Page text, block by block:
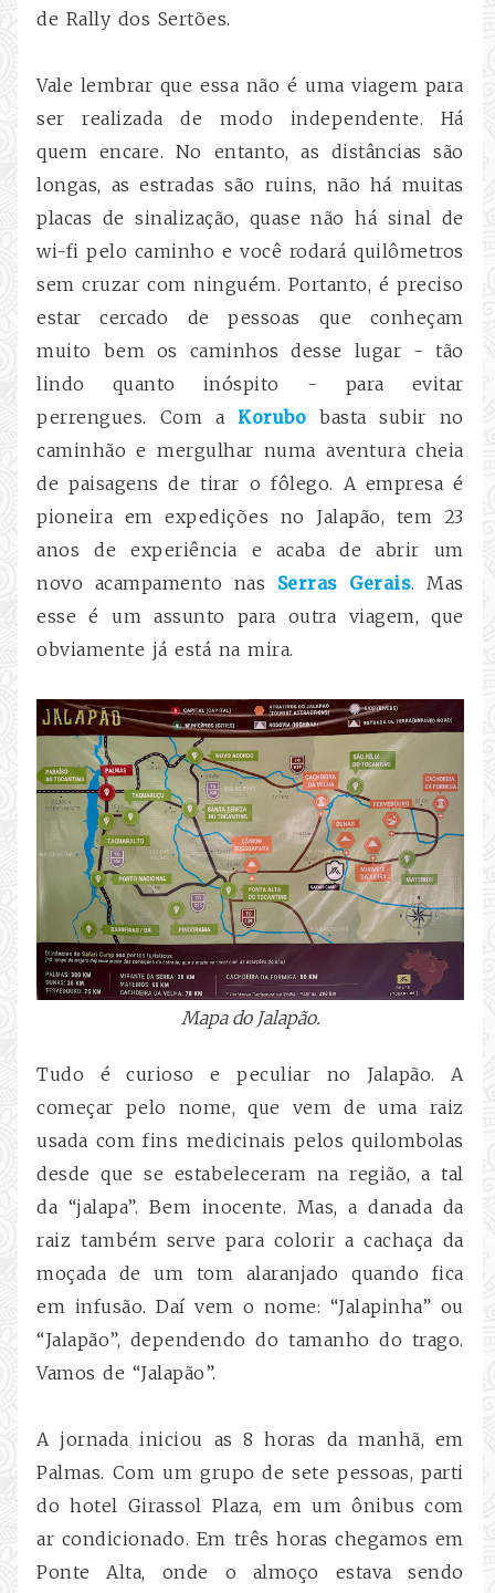
de Rally dos Sertões.
Vale lembrar que essa não é uma viagem para
ser realizada de modo independente. Há
quem encare. No entanto, as distâncias são
longas, as estradas são ruins, não há muitas
placas de sinalização, quase não há sinal de
wi-fi pelo caminho e você rodará quilômetros
sem cruzar com ninguém. Portanto, é preciso
estar cercado de pessoas que conheçam
muito bem os caminhos desse lugar - tão
lindo quanto inóspito - para evitar
perrengues. Com aKorubo basta subir no
caminhão e mergulhar numa aventura cheia
de paisagens de tirar o fôlego. A empresa é
pioneira em expedições no Jalapão, tem 23
anos de experiência e acaba de abrir um
novo acampamento nas Serras Gerais. Mas
esse é um assunto para outra viagem, que
obviamente já está na mira.
Mapa do Jalapão.
Tudo é curioso e peculiar no Jalapão. A
começar pelo nome, que vem de uma raiz
usada com fins medicinais pelos quilombolas
desde que se estabeleceram na região, a tal
da “jalapa”. Bem inocente. Mas, a danada da
raiz também serve para colorir a cachaça da
moçada de um tom alaranjado quando fica
em infusão. Daí vem o nome: “Jalapinha” ou
“Jalapão”, dependendo do tamanho do trago.
Vamos de “Jalapão”.
A jornada iniciou as 8 horas da manhã, em
Palmas. Com um grupo de sete pessoas, parti
do hotel Girassol Plaza, em um ônibus com
ar condicionado. Em três horas chegamos em
Ponte Alta, onde o almoço estava sendo